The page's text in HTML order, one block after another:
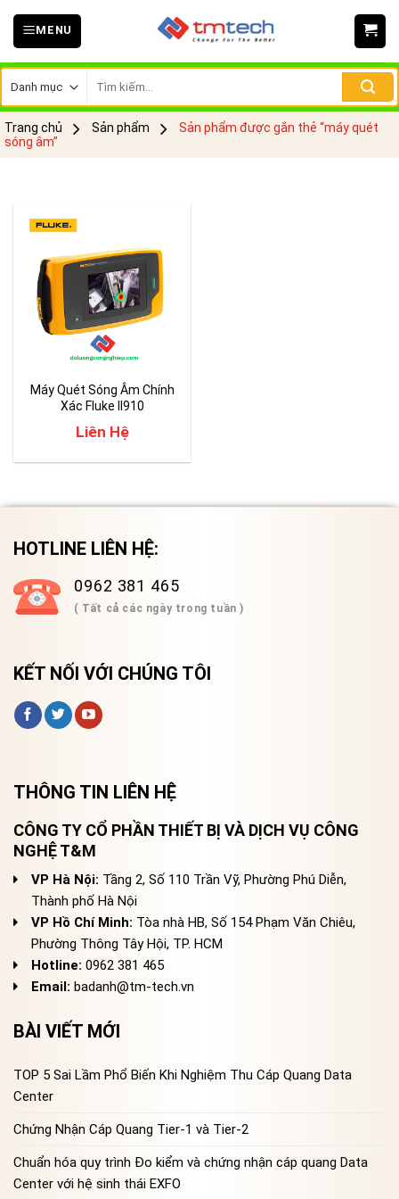
Skip
MENU
kiếm:
Trang chủ Sản phẩm
Sản phẩm được gắn thẻ “máy quét
sóng âm”
Máy Quét Sóng Âm Chính
Xác Fluke II910
Liên Hệ
HOTLINE LIÊN HỆ:
0962 381 465
( Tất cả các ngày trong tuần )
KẾT NỐI VỚI CHÚNG TÔI
THÔNG TIN LIÊN HỆ
CÔNG TY CỔ PHẦN THIẾT BỊ VÀ DỊCH VỤ CÔNG
NGHỆ T&M
VP Hà Nội: Tầng 2, Số 110 Trần Vỹ, Phường Phú Diễn,
Thành phố Hà Nội
VP Hồ Chí Minh: Tòa nhà HB, Số 154 Phạm Văn Chiêu,
Phường Thông Tây Hội, TP. HCM
Hotline: 0962 381 465
Email: badanh@tm-tech.vn
BÀI VIẾT MỚI
TOP 5 Sai Lầm Phổ Biến Khi Nghiệm Thu Cáp Quang Data
Center
Chứng Nhận Cáp Quang Tier-1 và Tier-2
Chuẩn hóa quy trình Đo kiểm và chứng nhận cáp quang Data
Center với hệ sinh thái EXFO